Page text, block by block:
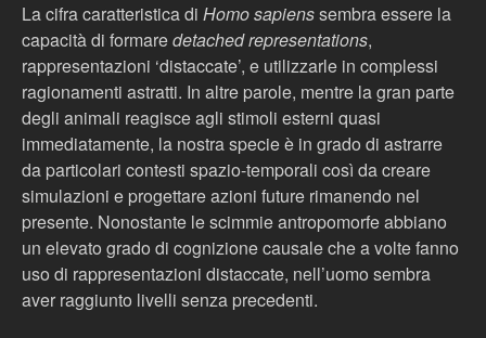
La cifra caratteristica di Homo sapienssembra essere la
capacità di formaredetached representations,
rappresentazioni ‘distaccate’, e utilizzarle in complessi
ragionamenti astratti. In altre parole, mentre la gran parte
degli animali reagisce agli stimoli esterni quasi
immediatamente, la nostra specie è in grado di astrarre
da particolari contesti spazio-temporali così da creare
simulazioni e progettare azioni future rimanendo nel
presente. Nonostante le scimmie antropomorfe abbiano
un elevato grado di cognizione causale che a volte fanno
uso di rappresentazioni distaccate, nell’uomo sembra
aver raggiunto livelli senza precedenti.